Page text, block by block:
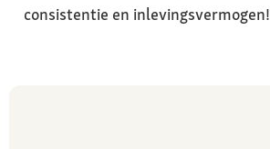
consistentie en inlevingsvermogen!